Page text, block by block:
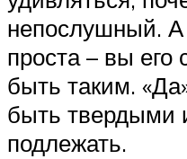
непослушный. А
проста – вы его
быть таким.
быть твердыми
подлежать.